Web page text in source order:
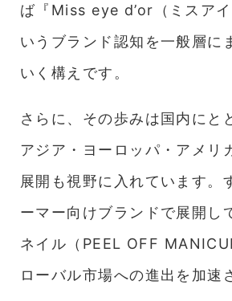
ば『Miss eye d’or（ミスアイ
いうブランド認知を一般層に
いく構えです。
さらに、その歩みは国内にと
アジア・ヨーロッパ・アメリ
展開も視野に入れています。
ーマー向けブランドで展開し
ネイル（PEEL OFF
ローバル市場への進出を加速